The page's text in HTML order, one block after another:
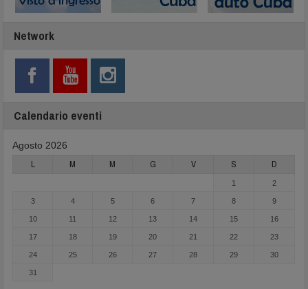
Network
Calendario eventi
Agosto 2026
L M M G V S D
1 2
3 4 5 6 7 8 9
10 11 12 13 14 15 16
17 18 19 20 21 22 23
24 25 26 27 28 29 30
31